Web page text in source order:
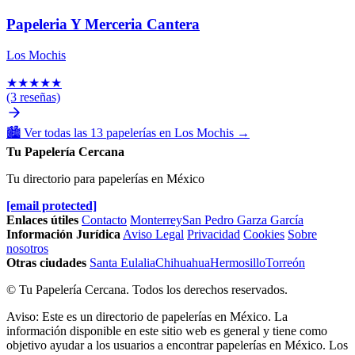
Papeleria Y Merceria Cantera
Los Mochis
★★★★★
(3 reseñas)
🏙️ Ver todas las 13 papelerías en Los Mochis →
Tu Papelería Cercana
Tu directorio para papelerías en México
[email protected]
Enlaces útiles Contacto MonterreySan Pedro Garza García
Información Jurídica Aviso Legal Privacidad Cookies Sobre
nosotros
Otras ciudades Santa EulaliaChihuahuaHermosilloTorreón
© Tu Papelería Cercana. Todos los derechos reservados.
Aviso: Este es un directorio de papelerías en México. La
información disponible en este sitio web es general y tiene como
objetivo ayudar a los usuarios a encontrar papelerías en México. Los